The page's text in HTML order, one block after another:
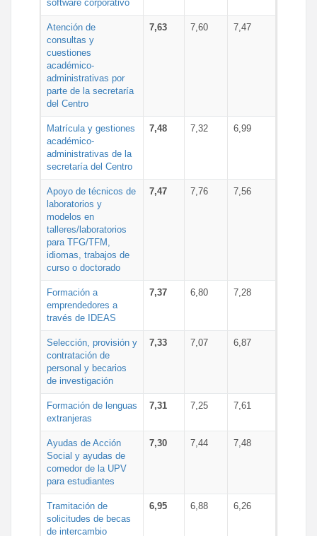
software corporativo
Atención de
consultas y
cuestiones
académico-
administrativas por
parte de la secretaría
del Centro
7,63 7,60 7,47
Matrícula y gestiones
académico-
administrativas de la
secretaría del Centro
7,48 7,32 6,99
Apoyo de técnicos de
laboratorios y
modelos en
talleres/laboratorios
para TFG/TFM,
idiomas, trabajos de
curso o doctorado
7,47 7,76 7,56
Formación a
emprendedores a
través de IDEAS
7,37 6,80 7,28
Selección, provisión y
contratación de
personal y becarios
de investigación
7,33 7,07 6,87
Formación de lenguas
extranjeras
7,31 7,25 7,61
Ayudas de Acción
Social y ayudas de
comedor de la UPV
para estudiantes
7,30 7,44 7,48
Tramitación de
solicitudes de becas
de intercambio
6,95 6,88 6,26